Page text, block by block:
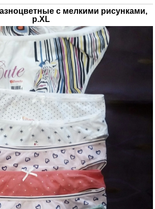
с мелкими рисунками,
р.XL